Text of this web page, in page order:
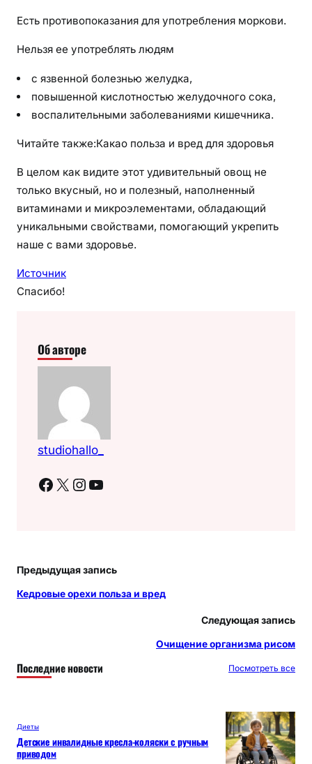
Есть противопоказания для употребления моркови.
Нельзя ее употреблять людям
с язвенной болезнью желудка,
повышенной кислотностью желудочного сока,
воспалительными заболеваниями кишечника.
Читайте также:Какао польза и вред для здоровья
В целом как видите этот удивительный овощ не
только вкусный, но и полезный, наполненный
витаминами и микроэлементами, обладающий
уникальными свойствами, помогающий укрепить
наше с вами здоровье.
Источник
Спасибо!
Об авторе
studiohallo_
Facebook X Instagram YouTube
Предыдущая запись
Кедровые орехи польза и вред
Следующая запись
Очищение организма рисом
Последние новости Посмотреть все
Диеты
Детские инвалидные кресла-коляски с ручным
приводом